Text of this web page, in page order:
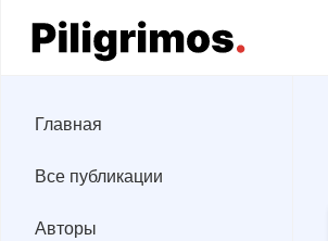
Главная
Все публикации
Авторы